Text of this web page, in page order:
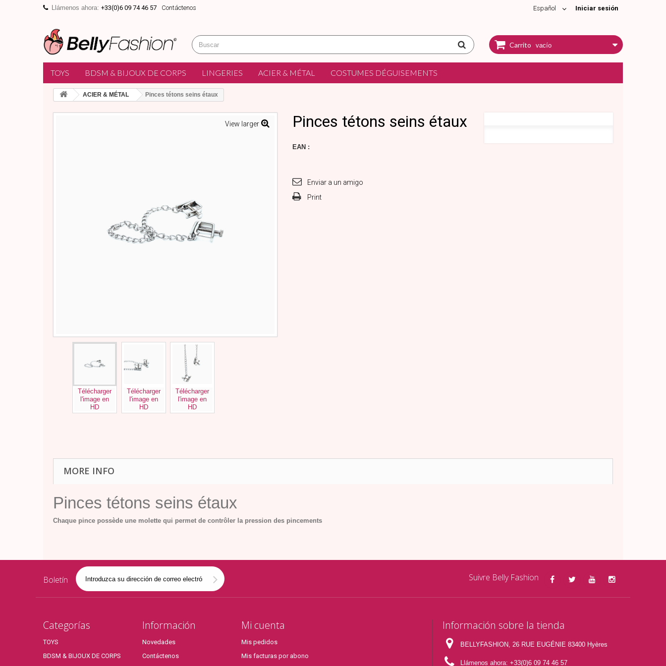
Iniciar sesión
Español
Llámenos ahora: +33(0)6 09 74 46 57 Contáctenos
Carrito vacío
TOYS BDSM & BIJOUX DE CORPS LINGERIES ACIER & MÉTAL COSTUMES DÉGUISEMENTS
ACIER & MÉTAL Pinces tétons seins étaux
View larger
Télécharger
l'image en
HD
Télécharger
l'image en
HD
Télécharger
l'image en
HD
Pinces tétons seins étaux
EAN :
Enviar a un amigo
Print
MORE INFO
Pinces tétons seins étaux
Chaque pince possède une molette qui permet de contrôler la pression des pincements
Boletín Suivre Belly Fashion
Categorías
TOYS
BDSM & BIJOUX DE CORPS
Información
Novedades
Contáctenos
Mi cuenta
Mis pedidos
Mis facturas por abono
Información sobre la tienda
BELLYFASHION, 26 RUE EUGÉNIE 83400 Hyères
Llámenos ahora: +33(0)6 09 74 46 57